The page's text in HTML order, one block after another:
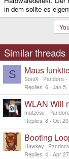
in dem sollte es
Similar threads
S Maus
SoniX
Pandora -
Replies 6 Jan 5,
WLAN Will
matzesu
Replies 8 Oct
Booting
Hawkey
Replies 4 Apr